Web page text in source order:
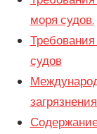
моря судов.
судов